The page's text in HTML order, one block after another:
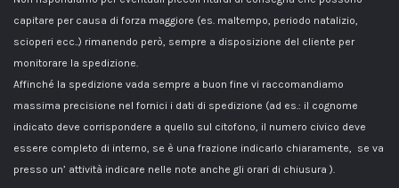
capitare per causa di forza maggiore (es. maltempo, periodo natalizio,
scioperi ecc..) rimanendo però, sempre a disposizione del cliente per
monitorare la spedizione.
Affinché la spedizione vada sempre a buon fine vi raccomandiamo
massima precisione nel fornici i dati di spedizione (ad es.: il cognome
indicato deve corrispondere a quello sul citofono, il numero civico deve
essere completo di interno, se è una frazione indicarlo chiaramente, se va
presso un’ attività indicare nelle note anche gli orari di chiusura ).